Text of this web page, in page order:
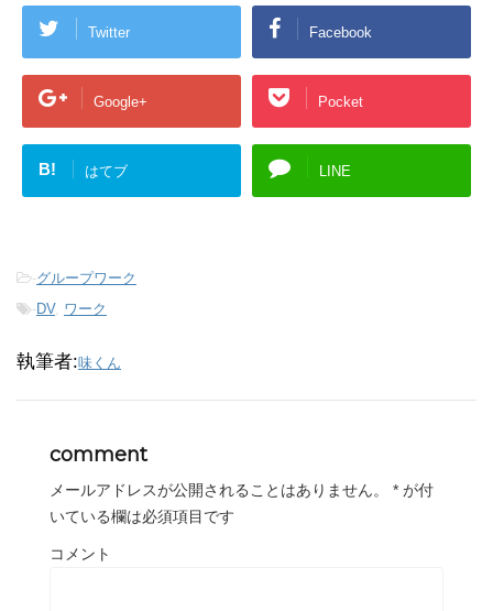
Twitter Facebook
Google+ Pocket
B! はてブ LINE
-グループワーク
-DV, ワーク
執筆者:味くん
comment
メールアドレスが公開されることはありません。 * が付
いている欄は必須項目です
コメント